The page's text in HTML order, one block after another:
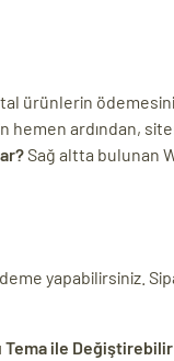
ürünlerin
hemen ardından,
Sağ altta bulunan
yapabilirsiniz.
Tema ile